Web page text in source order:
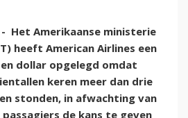
- Het Amerikaanse ministerie
heeft American Airlines een
dollar opgelegd omdat
keren meer dan drie
stonden, in afwachting van
de kans te geven